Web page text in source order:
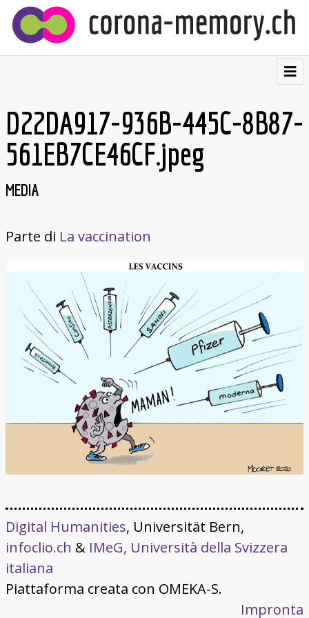
Testimonianze
Visualizzazioni
Cartolina postale
Chi siamo
Deutsch
D22DA917-936B-445C-8B87-
561EB7CE46CF.jpeg
MEDIA
Parte di La vaccination
Digital Humanities, Universität Bern,
infoclio.ch & IMeG, Università della Svizzera
italiana
Piattaforma creata con OMEKA-S.
Impronta